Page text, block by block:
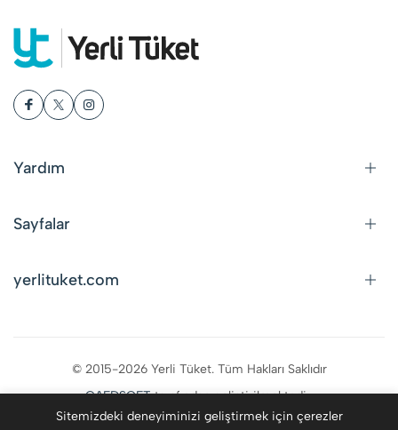
Yardım
Sayfalar
yerlituket.com
© 2015-2026 Yerli Tüket. Tüm Hakları Saklıdır
CAFDSOFTtarafından geliştirilmektedir.
Sitemizdeki deneyiminizi geliştirmek için çerezler